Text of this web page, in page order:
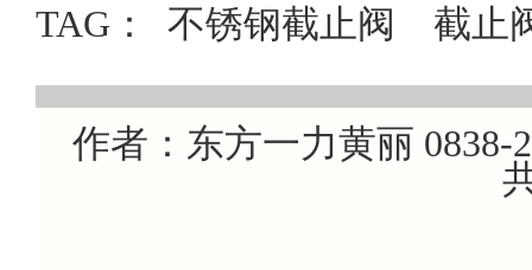
TAG： 不锈钢截止阀 截止
作者：东方一力黄丽